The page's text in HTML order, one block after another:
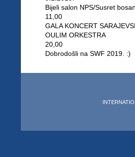
Bijeli salon NPS/Susret
11,00
GALA KONCERT
OULIM ORKESTRA
20,00
Dobrodošli na SWF 2019. :)